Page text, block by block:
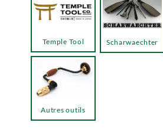
Temple Tool
Autres outils
Scharwaechter